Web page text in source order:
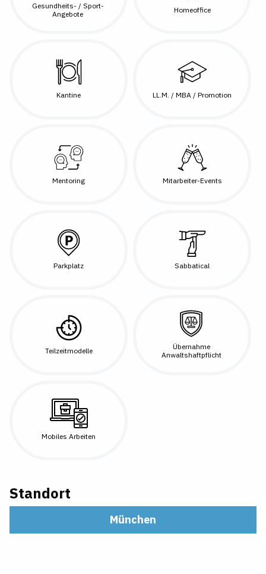
Gesundheits- / Sport-
Angebote
Homeoffice
Kantine LL.M. / MBA / Promotion
Mentoring Mitarbeiter-Events
Parkplatz Sabbatical
Teilzeitmodelle
Übernahme
Anwaltshaftpflicht
Mobiles Arbeiten
Standort
München